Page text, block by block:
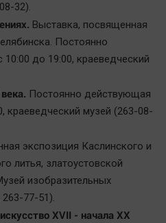
32).
Выставка, посвященная
Постоянно
до 19:00, краеведческий
Постоянно действующая
краеведческий музей (263-08-
экспозиция Каслинского и
литья, златоустовской
изобразительных
77-51).
XVII - начала ХХ